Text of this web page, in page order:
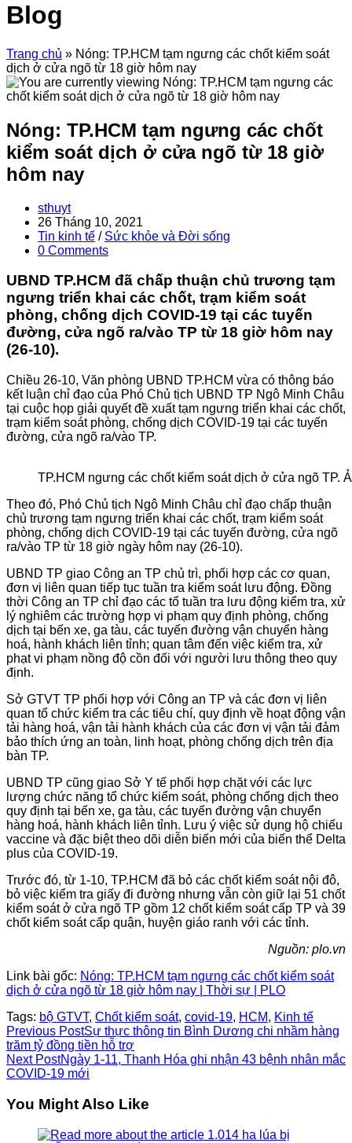
Blog
Trang chủ » Nóng: TP.HCM tạm ngưng các chốt kiểm soát
dịch ở cửa ngõ từ 18 giờ hôm nay
Nóng: TP.HCM tạm ngưng các chốt
kiểm soát dịch ở cửa ngõ từ 18 giờ
hôm nay
Post
author:
sthuyt
Post
published:
26 Tháng 10, 2021
Post
category:
Tin kinh tế / Sức khỏe và Đời sống
Post
0 Comments
UBND TP.HCM đã chấp thuận chủ trương tạm
ngưng triển khai các chốt, trạm kiểm soát
phòng, chống dịch COVID-19 tại các tuyến
đường, cửa ngõ ra/vào TP từ 18 giờ hôm nay
(26-10).
Chiều 26-10, Văn phòng UBND TP.HCM vừa có thông báo
kết luận chỉ đạo của Phó Chủ tịch UBND TP Ngô Minh Châu
tại cuộc họp giải quyết đề xuất tạm ngưng triển khai các chốt,
trạm kiểm soát phòng, chống dịch COVID-19 tại các tuyến
đường, cửa ngõ ra/vào TP.
TP.HCM ngưng các chốt kiểm soát dịch ở cửa ngõ TP.
Theo đó, Phó Chủ tịch Ngô Minh Châu chỉ đạo chấp thuận
chủ trương tạm ngưng triển khai các chốt, trạm kiểm soát
phòng, chống dịch COVID-19 tại các tuyến đường, cửa ngõ
ra/vào TP từ 18 giờ ngày hôm nay (26-10).
UBND TP giao Công an TP chủ trì, phối hợp các cơ quan,
đơn vị liên quan tiếp tục tuần tra kiểm soát lưu động. Đồng
thời Công an TP chỉ đạo các tổ tuần tra lưu động kiểm tra, xử
lý nghiêm các trường hợp vi phạm quy định phòng, chống
dịch tại bến xe, ga tàu, các tuyến đường vận chuyển hàng
hoá, hành khách liên tỉnh; quan tâm đến việc kiểm tra, xử
phạt vi phạm nồng độ cồn đối với người lưu thông theo quy
định.
Sở GTVT TP phối hợp với Công an TP và các đơn vị liên
quan tổ chức kiểm tra các tiêu chí, quy định về hoạt động vận
tải hàng hoá, vận tải hành khách của các đơn vị vận tải đảm
bảo thích ứng an toàn, linh hoạt, phòng chống dịch trên địa
bàn TP.
UBND TP cũng giao Sở Y tế phối hợp chặt với các lực
lượng chức năng tổ chức kiểm soát, phòng chống dịch theo
quy định tại bến xe, ga tàu, các tuyến đường vận chuyển
hàng hoá, hành khách liên tỉnh. Lưu ý việc sử dụng hộ chiếu
vaccine và đặc biệt theo dõi diễn biến mới của biến thể Delta
plus của COVID-19.
Trước đó, từ 1-10, TP.HCM đã bỏ các chốt kiểm soát nội đô,
bỏ việc kiểm tra giấy đi đường nhưng vẫn còn giữ lại 51 chốt
kiểm soát ở cửa ngõ TP gồm 12 chốt kiểm soát cấp TP và 39
chốt kiểm soát cấp quận, huyện giáo ranh với các tỉnh.
Nguồn: plo.vn
Link bài gốc: Nóng: TP.HCM tạm ngưng các chốt kiểm soát
dịch ở cửa ngõ từ 18 giờ hôm nay | Thời sự | PLO
Tags: bộ GTVT, Chốt kiểm soát, covid-19, HCM, Kinh tế
Read
more
articles
Previous PostSự thực thông tin Bình Dương chi nhầm hàng
trăm tỷ đồng tiền hỗ trợ
Next PostNgày 1-11, Thanh Hóa ghi nhận 43 bệnh nhân mắc
COVID-19 mới
You Might Also Like